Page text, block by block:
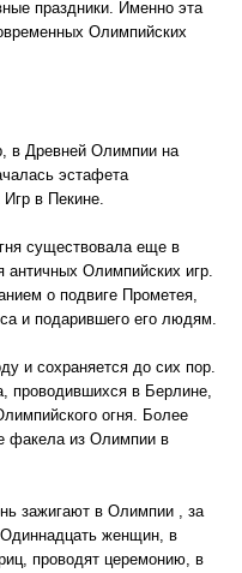
праздники. Именно эта
Олимпийских
в Древней Олимпии на
эстафета
в Пекине.
существовала еще в
античных Олимпийских игр.
о подвиге Прометея,
и подарившего его людям.
и сохраняется до сих пор.
проводившихся в Берлине,
огня. Более
факела из Олимпии в
зажигают в Олимпии , за
Одиннадцать женщин, в
проводят церемонию, в